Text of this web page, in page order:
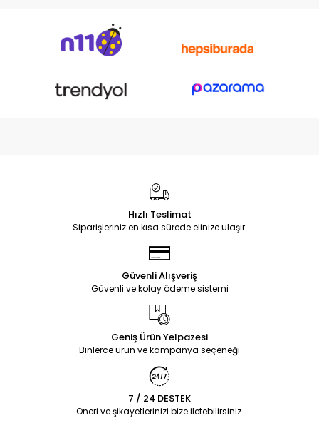
Hızlı Teslimat
Siparişleriniz en kısa sürede elinize ulaşır.
Güvenli Alışveriş
Güvenli ve kolay ödeme sistemi
Geniş Ürün Yelpazesi
Binlerce ürün ve kampanya seçeneği
7 / 24 DESTEK
Öneri ve şikayetlerinizi bize iletebilirsiniz.